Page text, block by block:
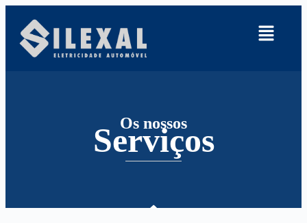
Os nossos
Serviços